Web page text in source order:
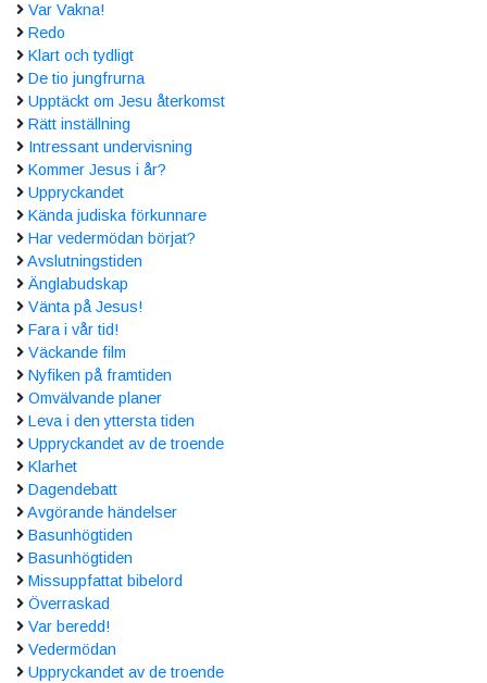
Var Vakna!
Redo
Klart och tydligt
De tio jungfrurna
Upptäckt om Jesu återkomst
Rätt inställning
Intressant undervisning
Kommer Jesus i år?
Uppryckandet
Kända judiska förkunnare
Har vedermödan börjat?
Avslutningstiden
Änglabudskap
Vänta på Jesus!
Fara i vår tid!
Väckande film
Nyfiken på framtiden
Omvälvande planer
Leva i den yttersta tiden
Uppryckandet av de troende
Klarhet
Dagendebatt
Avgörande händelser
Basunhögtiden
Basunhögtiden
Missuppfattat bibelord
Överraskad
Var beredd!
Vedermödan
Uppryckandet av de troende